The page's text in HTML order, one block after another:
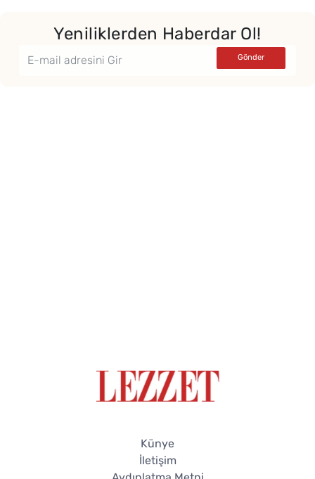
Yeniliklerden Haberdar Ol!
Künye
İletişim